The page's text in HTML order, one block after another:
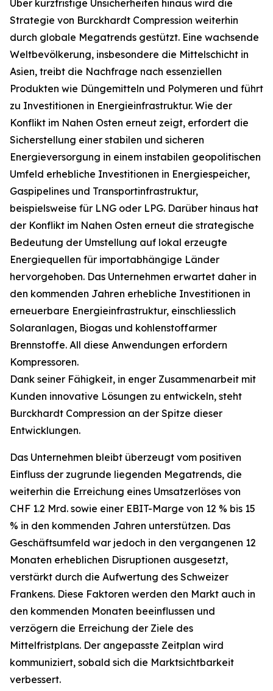
Über kurzfristige Unsicherheiten hinaus wird die
Strategie von Burckhardt Compression weiterhin
durch globale Megatrends gestützt. Eine wachsende
Weltbevölkerung, insbesondere die Mittelschicht in
Asien, treibt die Nachfrage nach essenziellen
Produkten wie Düngemitteln und Polymeren und führt
zu Investitionen in Energieinfrastruktur. Wie der
Konflikt im Nahen Osten erneut zeigt, erfordert die
Sicherstellung einer stabilen und sicheren
Energieversorgung in einem instabilen geopolitischen
Umfeld erhebliche Investitionen in Energiespeicher,
Gaspipelines und Transportinfrastruktur,
beispielsweise für LNG oder LPG. Darüber hinaus hat
der Konflikt im Nahen Osten erneut die strategische
Bedeutung der Umstellung auf lokal erzeugte
Energiequellen für importabhängige Länder
hervorgehoben. Das Unternehmen erwartet daher in
den kommenden Jahren erhebliche Investitionen in
erneuerbare Energieinfrastruktur, einschliesslich
Solaranlagen, Biogas und kohlenstoffarmer
Brennstoffe. All diese Anwendungen erfordern
Kompressoren.
Dank seiner Fähigkeit, in enger Zusammenarbeit mit
Kunden innovative Lösungen zu entwickeln, steht
Burckhardt Compression an der Spitze dieser
Entwicklungen.
Das Unternehmen bleibt überzeugt vom positiven
Einfluss der zugrunde liegenden Megatrends, die
weiterhin die Erreichung eines Umsatzerlöses von
CHF 1.2 Mrd. sowie einer EBIT-Marge von 12 % bis 15
% in den kommenden Jahren unterstützen. Das
Geschäftsumfeld war jedoch in den vergangenen 12
Monaten erheblichen Disruptionen ausgesetzt,
verstärkt durch die Aufwertung des Schweizer
Frankens. Diese Faktoren werden den Markt auch in
den kommenden Monaten beeinflussen und
verzögern die Erreichung der Ziele des
Mittelfristplans. Der angepasste Zeitplan wird
kommuniziert, sobald sich die Marktsichtbarkeit
verbessert.